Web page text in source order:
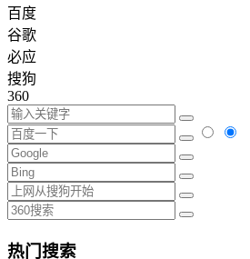
百度
谷歌
必应
搜狗
360
热门搜索